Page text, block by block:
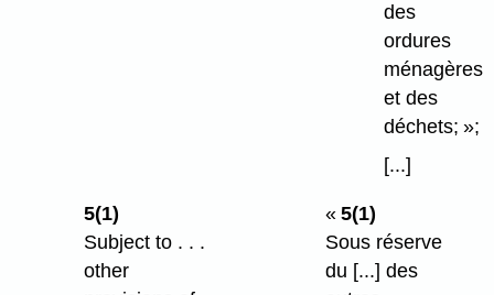
des
ordures
ménagères
et des
déchets; »;
[...]
5(1)
Subject to . . .
other
« 5(1)
Sous réserve
du [...] des